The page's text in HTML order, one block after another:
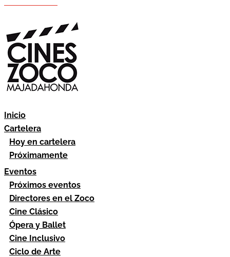
Inicio
Cartelera
Hoy en cartelera
Próximamente
Eventos
Próximos eventos
Directores en el Zoco
Cine Clásico
Ópera y Ballet
Cine Inclusivo
Ciclo de Arte